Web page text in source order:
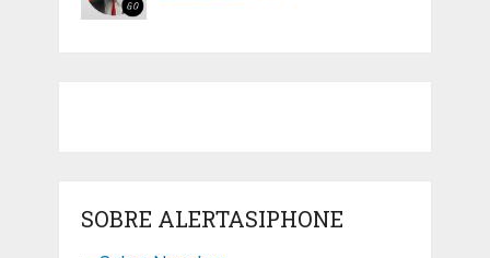
SOBRE ALERTASIPHONE